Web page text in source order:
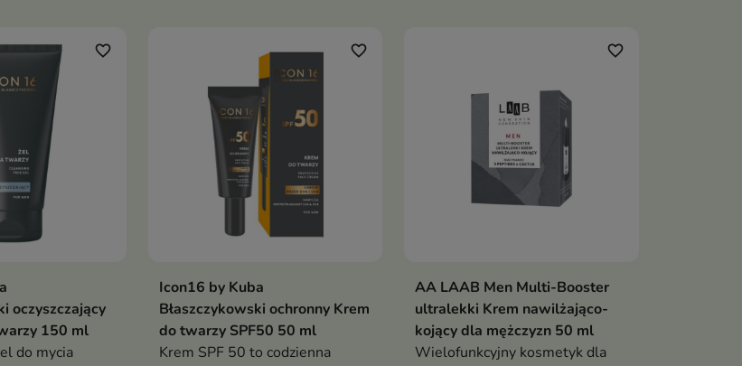
do koszyka
favorite_border
oczyszczający
150 ml
do mycia
Dodaj do koszyka
favorite_border
Icon16 by Kuba
Błaszczykowski ochronny Krem
do twarzy SPF50 50 ml
Krem SPF 50 to codzienna
Dodaj do koszyka
favorite_border
AA LAAB Men Multi-Booster
ultralekki Krem nawilżająco-
kojący dla mężczyzn 50 ml
Wielofunkcyjny kosmetyk dla